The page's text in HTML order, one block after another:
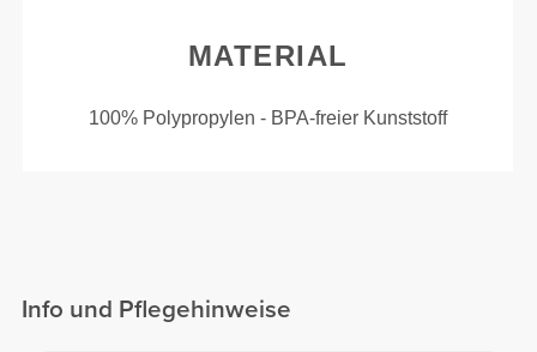
MATERIAL
100% Polypropylen - BPA-freier Kunststoff
Info und Pflegehinweise